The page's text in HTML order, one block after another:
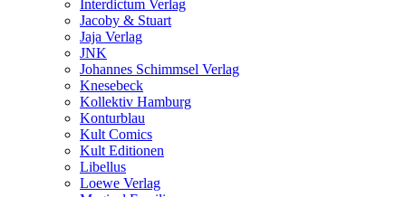
Interdictum Verlag
Jacoby & Stuart
Jaja Verlag
JNK
Johannes Schimmsel Verlag
Knesebeck
Kollektiv Hamburg
Konturblau
Kult Comics
Kult Editionen
Libellus
Loewe Verlag